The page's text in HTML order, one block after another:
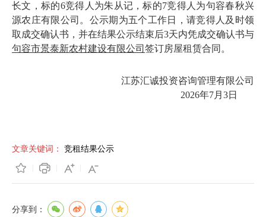
长文，标的6竞得人为朱从记，标的7竞得人为句容春秋兴
源农庄有限公司。公示期为五个工作日，请竞得人及时领
取成交确认书，并在结果公示结束后3天内凭成交确认书与
句容市景泰新农村建设有限公司 签订房屋租赁合同。
江苏汇诚投资咨询管理有限公司
2026年7月3日
文章关键词： 竞租结果公示
分享到：